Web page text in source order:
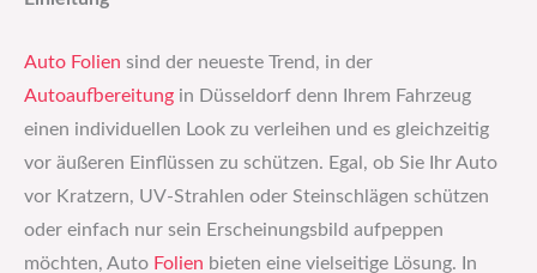
Auto Folien sind der neueste Trend, in der
Autoaufbereitung in Düsseldorf denn Ihrem Fahrzeug
einen individuellen Look zu verleihen und es gleichzeitig
vor äußeren Einflüssen zu schützen. Egal, ob Sie Ihr Auto
vor Kratzern, UV-Strahlen oder Steinschlägen schützen
oder einfach nur sein Erscheinungsbild aufpeppen
möchten, Auto Folien bieten eine vielseitige Lösung. In